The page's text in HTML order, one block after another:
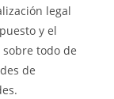
legal
y el
todo de
de